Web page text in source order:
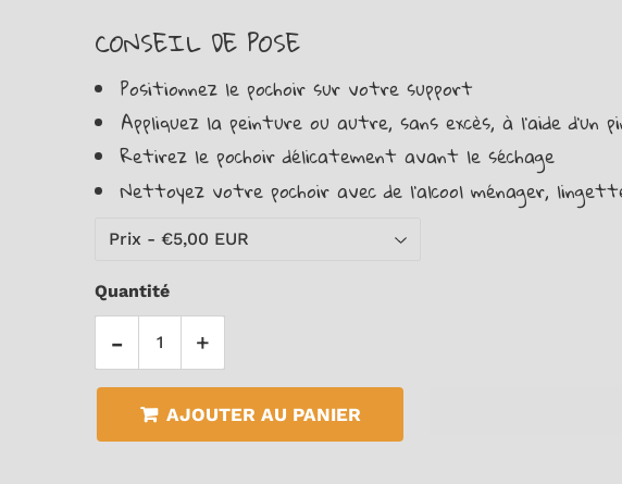
Facebook
CONSEIL DE POSE
Positionnez le pochoir sur votre support
Appliquez la peinture ou autre, sans excès, à l’aide d’un
Retirez le pochoir délicatement avant le séchage
Nettoyez votre pochoir avec de l'alcool ménager,
Quantité
+
-
AJOUTER AU PANIER